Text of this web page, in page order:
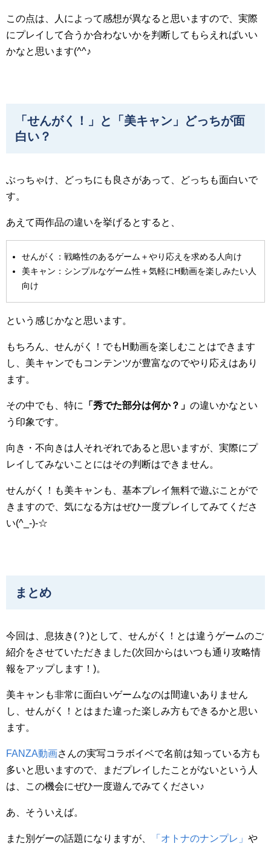
この点は、人によって感想が異なると思いますので、実際
にプレイして合うか合わないかを判断してもらえればいい
かなと思います(^^♪
「せんがく！」と「美キャン」どっちが面
白い？
ぶっちゃけ、どっちにも良さがあって、どっちも面白いで
す。
あえて両作品の違いを挙げるとすると、
せんがく：戦略性のあるゲーム＋やり応えを求める人向け
美キャン：シンプルなゲーム性＋気軽にH動画を楽しみたい人
向け
という感じかなと思います。
もちろん、せんがく！でもH動画を楽しむことはできます
し、美キャンでもコンテンツが豊富なのでやり応えはあり
ます。
その中でも、特に 「秀でた部分は何か？」 の違いかなとい
う印象です。
向き・不向きは人それぞれであると思いますが、実際にプ
レイしてみないことにはその判断はできません。
せんがく！も美キャンも、基本プレイ無料で遊ぶことがで
きますので、気になる方はぜひ一度プレイしてみてくださ
い(^_-)-☆
まとめ
今回は、息抜き(？)として、せんがく！とは違うゲームのご
紹介をさせていただきました(次回からはいつも通り攻略情
報をアップします！)。
美キャンも非常に面白いゲームなのは間違いありません
し、せんがく！とはまた違った楽しみ方もできるかと思い
ます。
FANZA動画さんの実写コラボイベで名前は知っている方も
多いと思いますので、まだプレイしたことがないという人
は、この機会にぜひ一度遊んでみてください♪
あ、そういえば。
また別ゲーの話題になりますが、 「オトナのナンプレ」 や